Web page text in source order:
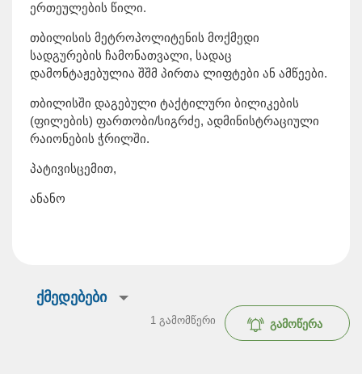
ერთეულების წილი.
თბილისის მეტროპოლიტენის მოქმედი
სადგურების ჩამონათვალი, სადაც
დამონტაჟებულია შშმ პირთა ლიფტები ან ამწეები.
თბილისში დაგებული ტაქტილური ბილიკების
(ფილების) ფართობი/სიგრძე, ადმინისტრაციული
რაიონების ჭრილში.
პატივისცემით,
ანანო
ქმედებები
გამოწერა
1 გამომწერი